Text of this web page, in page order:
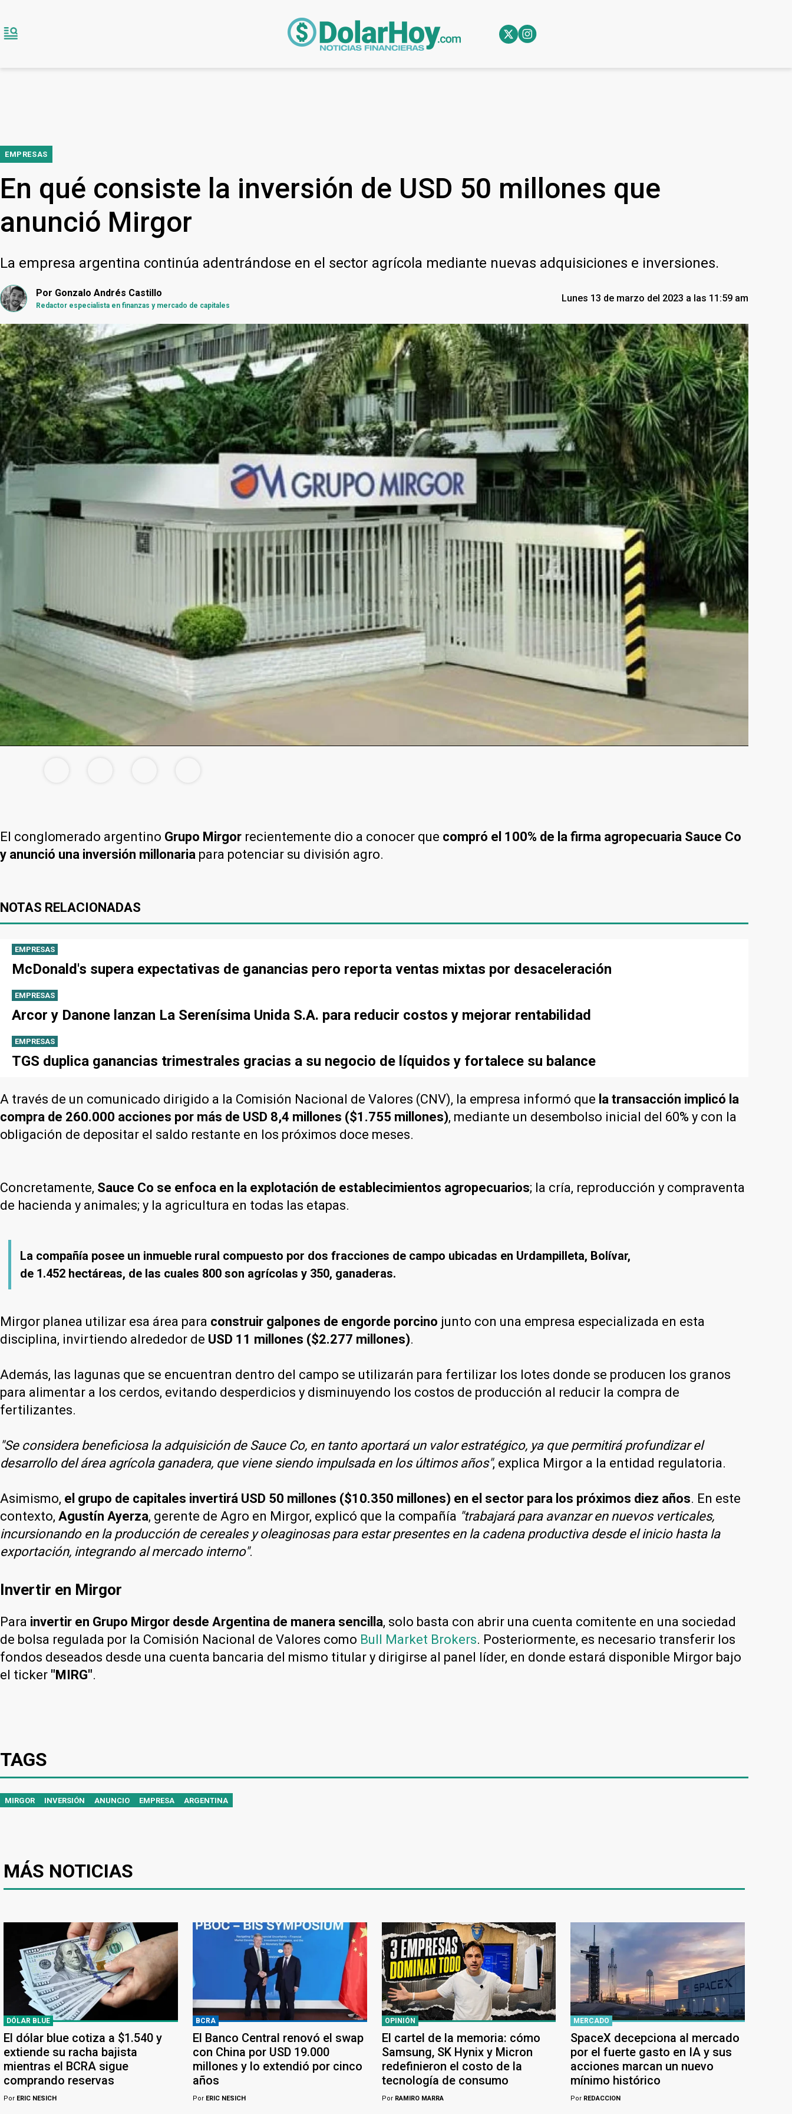
EMPRESAS
En qué consiste la inversión de USD 50 millones que
anunció Mirgor
La empresa argentina continúa adentrándose en el sector agrícola mediante nuevas adquisiciones e inversiones.
Por Gonzalo Andrés Castillo
Redactor especialista en finanzas y mercado de capitales
Lunes 13 de marzo del 2023 a las 11:59 am
El conglomerado argentino Grupo Mirgor recientemente dio a conocer que compró el 100% de la firma agropecuaria Sauce Co
y anunció una inversión millonaria para potenciar su división agro.
NOTAS RELACIONADAS
EMPRESAS
McDonald's supera expectativas de ganancias pero reporta ventas mixtas por desaceleración
EMPRESAS
Arcor y Danone lanzan La Serenísima Unida S.A. para reducir costos y mejorar rentabilidad
EMPRESAS
TGS duplica ganancias trimestrales gracias a su negocio de líquidos y fortalece su balance
A través de un comunicado dirigido a la Comisión Nacional de Valores (CNV), la empresa informó que la transacción implicó la
compra de 260.000 acciones por más de USD 8,4 millones ($1.755 millones), mediante un desembolso inicial del 60% y con la
obligación de depositar el saldo restante en los próximos doce meses.
Concretamente, Sauce Co se enfoca en la explotación de establecimientos agropecuarios; la cría, reproducción y compraventa
de hacienda y animales; y la agricultura en todas las etapas.
La compañía posee un inmueble rural compuesto por dos fracciones de campo ubicadas en Urdampilleta, Bolívar,
de 1.452 hectáreas, de las cuales 800 son agrícolas y 350, ganaderas.
Mirgor planea utilizar esa área para construir galpones de engorde porcino junto con una empresa especializada en esta
disciplina, invirtiendo alrededor de USD 11 millones ($2.277 millones).
Además, las lagunas que se encuentran dentro del campo se utilizarán para fertilizar los lotes donde se producen los granos
para alimentar a los cerdos, evitando desperdicios y disminuyendo los costos de producción al reducir la compra de
fertilizantes.
"Se considera beneficiosa la adquisición de Sauce Co, en tanto aportará un valor estratégico, ya que permitirá profundizar el
desarrollo del área agrícola ganadera, que viene siendo impulsada en los últimos años", explica Mirgor a la entidad regulatoria.
Asimismo, el grupo de capitales invertirá USD 50 millones ($10.350 millones) en el sector para los próximos diez años. En este
contexto, Agustín Ayerza, gerente de Agro en Mirgor, explicó que la compañía "trabajará para avanzar en nuevos verticales,
incursionando en la producción de cereales y oleaginosas para estar presentes en la cadena productiva desde el inicio hasta la
exportación, integrando al mercado interno".
Invertir en Mirgor
Para invertir en Grupo Mirgor desde Argentina de manera sencilla, solo basta con abrir una cuenta comitente en una sociedad
de bolsa regulada por la Comisión Nacional de Valores como Bull Market Brokers. Posteriormente, es necesario transferir los
fondos deseados desde una cuenta bancaria del mismo titular y dirigirse al panel líder, en donde estará disponible Mirgor bajo
el ticker "MIRG".
TAGS
MIRGOR INVERSIÓN ANUNCIO EMPRESA ARGENTINA
MÁS NOTICIAS
DÓLAR BLUE
El dólar blue cotiza a $1.540 y
extiende su racha bajista
mientras el BCRA sigue
comprando reservas
Por ERIC NESICH
BCRA
El Banco Central renovó el swap
con China por USD 19.000
millones y lo extendió por cinco
años
PorERIC NESICH
OPINIÓN
El cartel de la memoria: cómo
Samsung, SK Hynix y Micron
redefinieron el costo de la
tecnología de consumo
PorRAMIRO MARRA
MERCADO
SpaceX decepciona al mercado
por el fuerte gasto en IA y sus
acciones marcan un nuevo
mínimo histórico
Por REDACCION